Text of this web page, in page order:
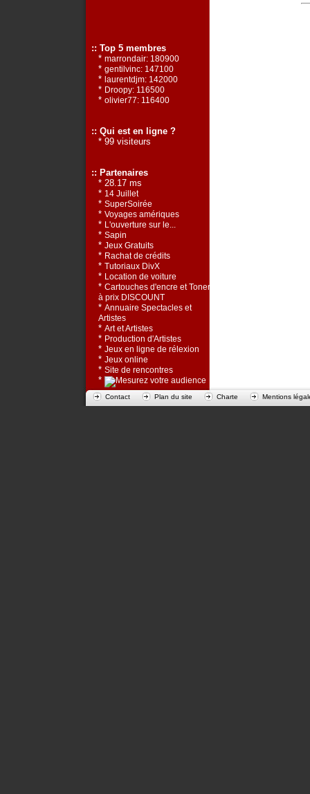
:: Top 5 membres
* marrondair: 180900
* gentilvinc: 147100
* laurentdjm: 142000
* Droopy: 116500
* olivier77: 116400
:: Qui est en ligne ?
* 99 visiteurs
:: Partenaires
* 28.17 ms
* 14 Juillet
* SuperSoirée
* Voyages amériques
* L'ouverture sur le...
* Sapin
* Jeux Gratuits
* Rachat de crédits
* Tutoriaux DivX
* Location de voiture
* Cartouches d'encre et Toners
à prix DISCOUNT
* Annuaire Spectacles et
Artistes
* Art et Artistes
* Production d'Artistes
* Jeux en ligne de rélexion
* Jeux online
* Site de rencontres
*
Contact Plan du site Charte Mentions